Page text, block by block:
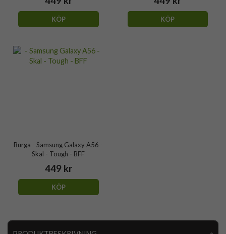
KÖP KÖP
Burga - Samsung Galaxy A56 -
Skal - Tough - BFF
449 kr
KÖP